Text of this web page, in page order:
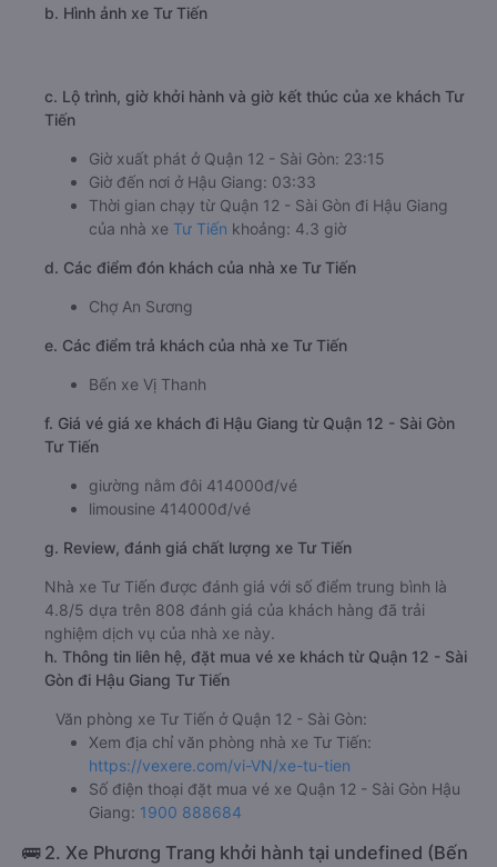
b. Hình ảnh xe Tư Tiến
c. Lộ trình, giờ khởi hành và giờ kết thúc của xe khách Tư
Tiến
Giờ xuất phát ở Quận 12 - Sài Gòn: 23:15
Giờ đến nơi ở Hậu Giang: 03:33
Thời gian chạy từ Quận 12 - Sài Gòn đi Hậu Giang
của nhà xe Tư Tiến khoảng: 4.3 giờ
d. Các điểm đón khách của nhà xe Tư Tiến
Chợ An Sương
e. Các điểm trả khách của nhà xe Tư Tiến
Bến xe Vị Thanh
f. Giá vé giá xe khách đi Hậu Giang từ Quận 12 - Sài Gòn
Tư Tiến
giường nằm đôi 414000đ/vé
limousine 414000đ/vé
g. Review, đánh giá chất lượng xe Tư Tiến
Nhà xe Tư Tiến được đánh giá với số điểm trung bình là
4.8/5 dựa trên 808 đánh giá của khách hàng đã trải
nghiệm dịch vụ của nhà xe này.
h. Thông tin liên hệ, đặt mua vé xe khách từ Quận 12 - Sài
Gòn đi Hậu Giang Tư Tiến
Văn phòng xe Tư Tiến ở Quận 12 - Sài Gòn:
Xem địa chỉ văn phòng nhà xe Tư Tiến:
https://vexere.com/vi-VN/xe-tu-tien
Số điện thoại đặt mua vé xe Quận 12 - Sài Gòn Hậu
Giang: 1900 888684
🚌 2. Xe Phương Trang khởi hành tại undefined (Bến